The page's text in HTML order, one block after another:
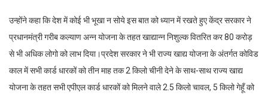
उन्होंने कहा कि देश में कोई भी भूखा न सोये इस बात को ध्यान में रखते हुए केंद्र सरकार ने
प्रधानमंत्री गरीब कल्याण अन्न योजना के तहत खाद्यान्न निशुल्क वितरित कर 80 करोड़
से भी अधिक लोगो को लाभ दिया।प्रदेश सरकार ने भी राज्य खाद्य योजना के अंतर्गत कोविड
काल में सभी कार्ड धारकों को तीन माह तक 2 किलो चीनी देने के साथ-साथ राज्य खाद्य
योजना के तहत सभी एपीएल कार्ड धारकों को मिलने वाले 2.5 किलो चावल, 5 किलो गेहूँ को